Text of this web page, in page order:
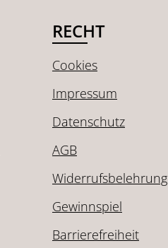
RECHT
Cookies
Impressum
Datenschutz
AGB
Widerrufsbelehrung
Gewinnspiel
Barrierefreiheit